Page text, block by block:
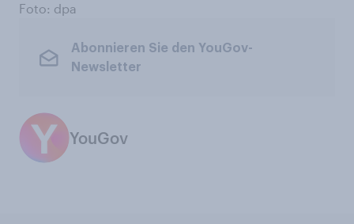
Foto: dpa
Abonnieren Sie den YouGov-
Newsletter
YouGov